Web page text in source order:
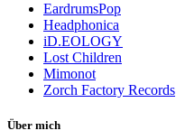
EardrumsPop
Headphonica
iD.EOLOGY
Lost Children
Mimonot
Zorch Factory Records
Über mich